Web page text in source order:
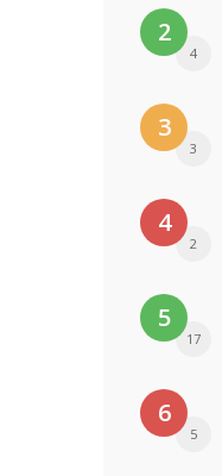
2
4
3
3
4
2
5
17
6
5